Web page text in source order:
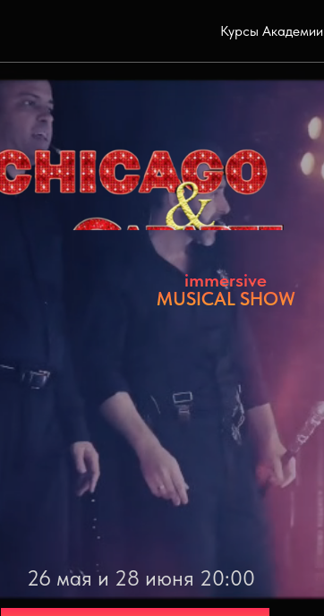
Курсы Академии
immersive
MUSICAL SHOW
26 мая и 28 июня 20:00